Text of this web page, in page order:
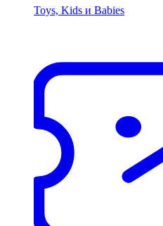
Toys, Kids и Babies